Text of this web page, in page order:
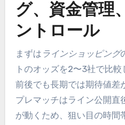
グ、資金管理
ントロール
まずは ラインショッピング
トのオッズを2〜3社で比
前後でも長期では期待値差
プレマッチはライン公開直
が動くため、狙い目の時間